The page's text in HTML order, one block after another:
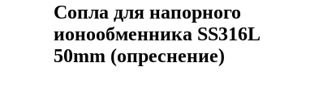
Сопла для напорного
ионообменника SS316L
50mm (опреснение)